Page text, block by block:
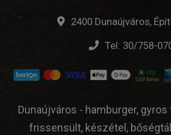
2400 Dunaújváros,
Tel: 30/758-
Dunaújváros - hamburger, gyros
frissensült, készétel,